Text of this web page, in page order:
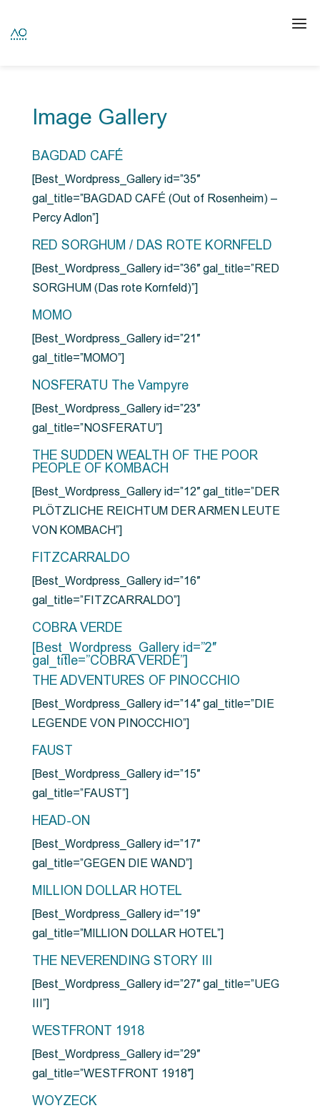
Image Gallery
BAGDAD CAFÉ
[Best_Wordpress_Gallery id=”35″
gal_title=”BAGDAD CAFÉ (Out of Rosenheim) –
Percy Adlon”]
RED SORGHUM / DAS ROTE KORNFELD
[Best_Wordpress_Gallery id=”36″ gal_title=”RED
SORGHUM (Das rote Kornfeld)”]
MOMO
[Best_Wordpress_Gallery id=”21″
gal_title=”MOMO”]
NOSFERATU The Vampyre
[Best_Wordpress_Gallery id=”23″
gal_title=”NOSFERATU”]
THE SUDDEN WEALTH OF THE POOR
PEOPLE OF KOMBACH
[Best_Wordpress_Gallery id=”12″ gal_title=”DER
PLÖTZLICHE REICHTUM DER ARMEN LEUTE
VON KOMBACH”]
FITZCARRALDO
[Best_Wordpress_Gallery id=”16″
gal_title=”FITZCARRALDO”]
COBRA VERDE
[Best_Wordpress_Gallery id=”2″
gal_title=”COBRA VERDE”]
THE ADVENTURES OF PINOCCHIO
[Best_Wordpress_Gallery id=”14″ gal_title=”DIE
LEGENDE VON PINOCCHIO”]
FAUST
[Best_Wordpress_Gallery id=”15″
gal_title=”FAUST”]
HEAD-ON
[Best_Wordpress_Gallery id=”17″
gal_title=”GEGEN DIE WAND”]
MILLION DOLLAR HOTEL
[Best_Wordpress_Gallery id=”19″
gal_title=”MILLION DOLLAR HOTEL”]
THE NEVERENDING STORY III
[Best_Wordpress_Gallery id=”27″ gal_title=”UEG
III”]
WESTFRONT 1918
[Best_Wordpress_Gallery id=”29″
gal_title=”WESTFRONT 1918″]
WOYZECK